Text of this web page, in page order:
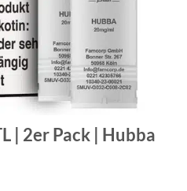
| 2er Pack | Hubba